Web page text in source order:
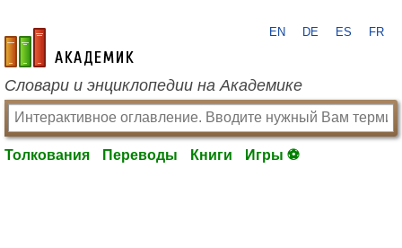
academic.ru
EN DE ES FR
Словари и энциклопедии на Академике
Толкования Переводы Книги Игры ⚽